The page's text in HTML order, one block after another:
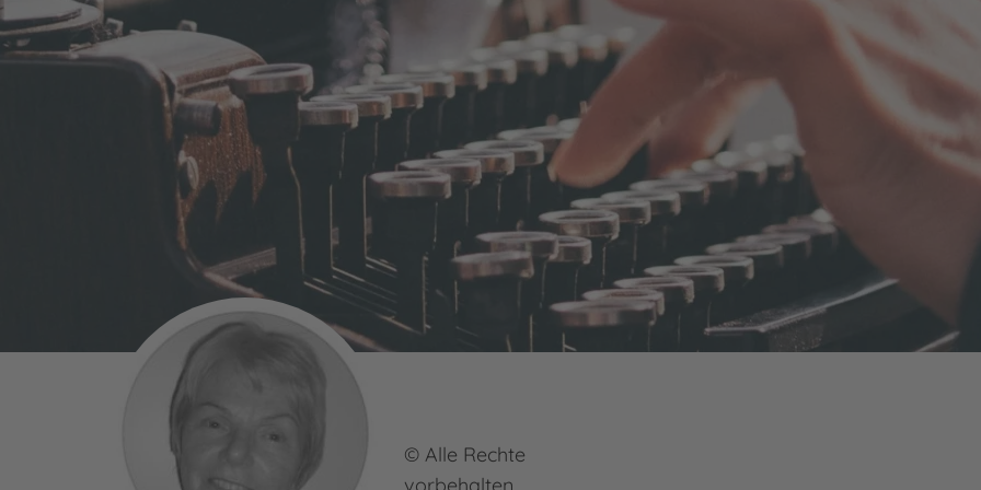
© Alle Rechte